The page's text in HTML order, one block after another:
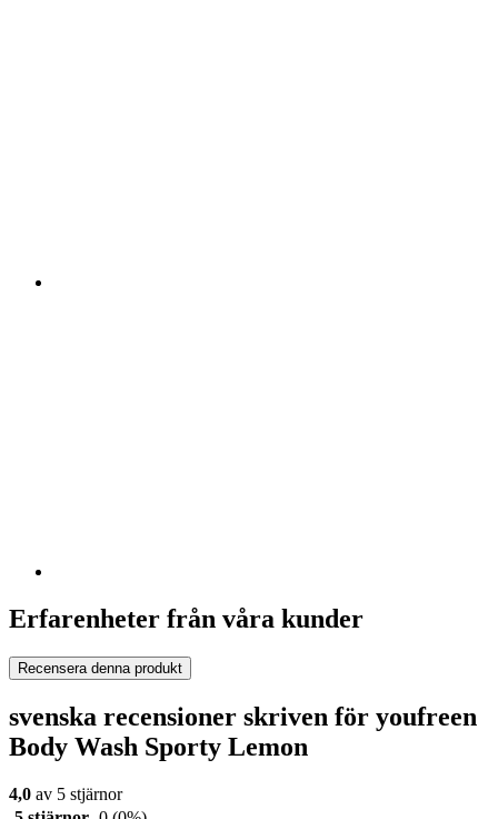
Erfarenheter från våra kunder
Recensera denna produkt
svenska recensioner skriven för youfreen
Body Wash Sporty Lemon
4,0 av 5 stjärnor